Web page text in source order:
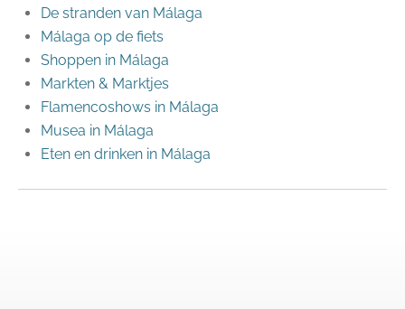
De stranden van Málaga
Málaga op de fiets
Shoppen in Málaga
Markten & Marktjes
Flamencoshows in Málaga
Musea in Málaga
Eten en drinken in Málaga